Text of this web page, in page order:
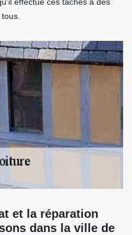
et la réparation
dans la ville de